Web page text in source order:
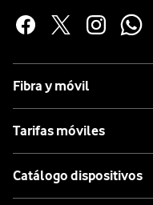
Fibra y móvil
Tarifas móviles
Catálogo dispositivos